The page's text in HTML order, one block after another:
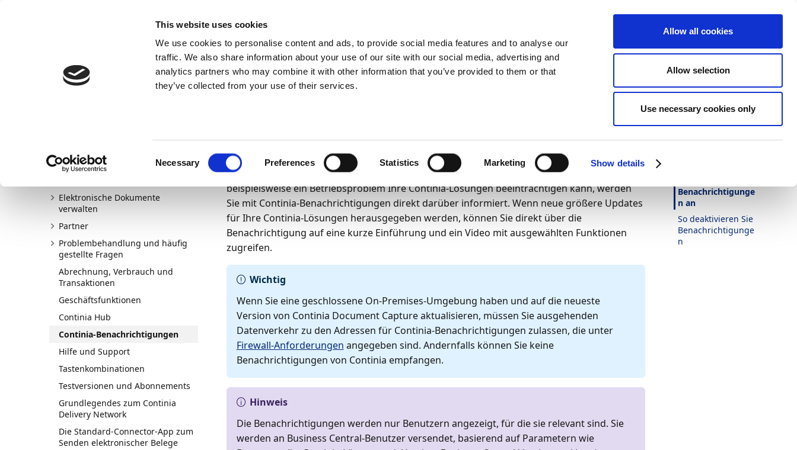
This website uses cookies
We use cookies to personalise content and ads, to provide social media features and to analyse our
traffic. We also share information about your use of our site with our social media, advertising and
analytics partners who may combine it with other information that you’ve provided to them or that
they’ve collected from your use of their services.
Necessary Preferences Statistics Marketing Show details
Allow all cookies
Allow selection
Use necessary cookies only
AppSource
Continia Docs continia-document-capture Erste Schritte Continia-Benachrichtigungen Drucken Sprache
Erste Schritte
Elektronische Dokumente
verwalten
Partner
Problembehandlung und häufig
gestellte Fragen
Abrechnung, Verbrauch und
Transaktionen
Geschäftsfunktionen
Continia Hub
Continia-Benachrichtigungen
Hilfe und Support
Tastenkombinationen
Testversionen und Abonnements
Grundlegendes zum Continia
Delivery Network
Die Standard-Connector-App zum
Senden elektronischer Belege
Das Modul Continia-Benachrichtigungen informiert Sie über relevante Aktualisierungen
mithilfe von Benachrichtigungen direkt in Microsoft Dynamics 365 Business Central. Wenn
beispielsweise ein Betriebsproblem Ihre Continia-Lösungen beeinträchtigen kann, werden
Sie mit Continia-Benachrichtigungen direkt darüber informiert. Wenn neue größere Updates
für Ihre Continia-Lösungen herausgegeben werden, können Sie direkt über die
Benachrichtigung auf eine kurze Einführung und ein Video mit ausgewählten Funktionen
zugreifen.
Wichtig
Wenn Sie eine geschlossene On-Premises-Umgebung haben und auf die neueste
Version von Continia Document Capture aktualisieren, müssen Sie ausgehenden
Datenverkehr zu den Adressen für Continia-Benachrichtigungen zulassen, die unter
Firewall-Anforderungen angegeben sind. Andernfalls können Sie keine
Benachrichtigungen von Continia empfangen.
Hinweis
Die Benachrichtigungen werden nur Benutzern angezeigt, für die sie relevant sind. Sie
werden an Business Central-Benutzer versendet, basierend auf Parametern wie
Ist diese Seite
hilfreich?
Benachrichtigunge
n an
So deaktivieren Sie
Benachrichtigunge
n